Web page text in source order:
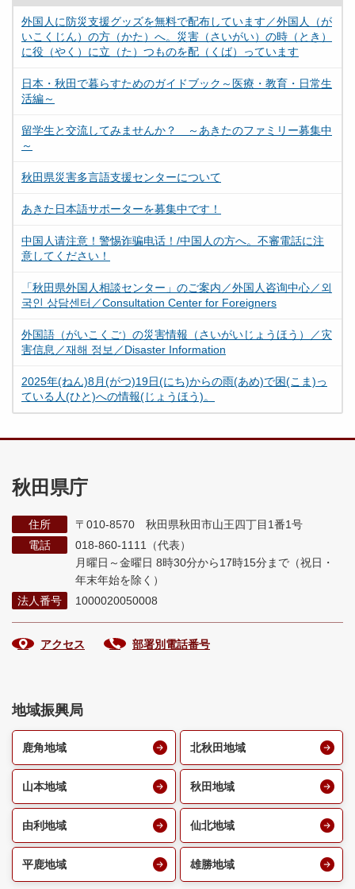
外国人に防災支援グッズを無料で配布しています／外国人（が
いこくじん）の方（かた）へ。災害（さいがい）の時（とき）
に役（やく）に立（た）つものを配（くば）っています
日本・秋田で暮らすためのガイドブック～医療・教育・日常生
活編～
留学生と交流してみませんか？ ～あきたのファミリー募集中
～
秋田県災害多言語支援センターについて
あきた日本語サポーターを募集中です！
中国人请注意！警惕诈骗电话！/中国人の方へ。不審電話に注
意してください！
「秋田県外国人相談センター」のご案内／外国人咨询中心／외
국인 상담센터／Consultation Center for Foreigners
外国語（がいこくご）の災害情報（さいがいじょうほう）／灾
害信息／재해 정보／Disaster Information
2025年(ねん)8月(がつ)19日(にち)からの雨(あめ)で困(こま)っ
ている人(ひと)への情報(じょうほう)。
秋田県庁
住所
〒010-8570 秋田県秋田市山王四丁目1番1号
電話
018-860-1111（代表）
月曜日～金曜日 8時30分から17時15分まで （祝日・
年末年始を除く）
法人番号
1000020050008
アクセス 部署別電話番号
地域振興局
鹿角地域 北秋田地域
山本地域 秋田地域
由利地域 仙北地域
平鹿地域 雄勝地域